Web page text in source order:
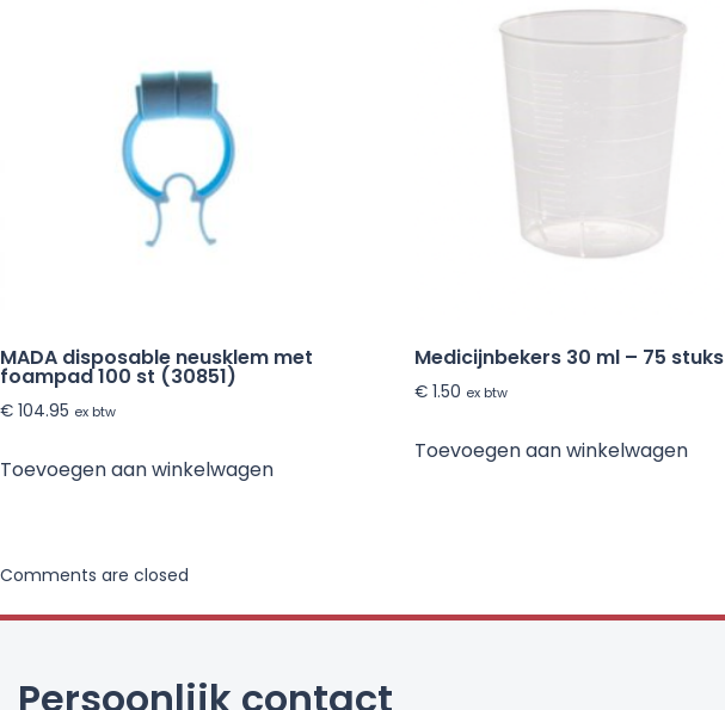
MADA disposable neusklem met
foampad 100 st (30851)
€ 104.95 ex btw
Toevoegen aan winkelwagen
Medicijnbekers 30 ml – 75 stuks
€ 1.50 ex btw
Toevoegen aan winkelwagen
Comments are closed
Persoonlijk contact